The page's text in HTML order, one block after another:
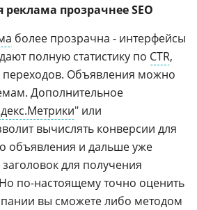
реклама прозрачнее SEO
более прозрачна - интерфейсы
полную статистику по CTR,
переходов. Объявления можно
Дополнительное
" или
вычислять конверсии для
объявления и дальше уже
заголовок для получения
по-настоящему точно оценить
вы сможете либо методом